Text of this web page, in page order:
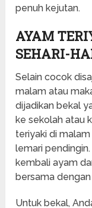
penuh kejutan.
AYAM
SEHARI-
Selain cocok
malam atau
dijadikan bekal
ke sekolah atau
teriyaki di
lemari
kembali ayam
bersama
Untuk bekal,